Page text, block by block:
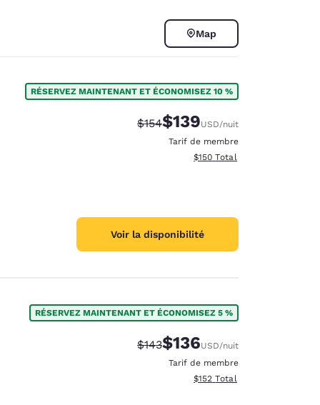
Map
RÉSERVEZ MAINTENANT ET ÉCONOMISEZ 10 %
Tarif barré :
$154Tarif réduit :
$139USD/nuit
Tarif de membre
Afficher les détails totaux
$150 Total
Voir la disponibilité
RÉSERVEZ MAINTENANT ET ÉCONOMISEZ 5 %
Tarif barré :
$143Tarif réduit :
$136USD/nuit
Tarif de membre
Afficher les détails totaux
$152 Total